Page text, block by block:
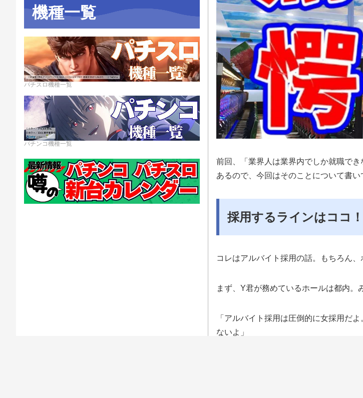
前回、「業界人は業界内でしか就職で
あるので、今回はそのことについて書
採用するラインはココ！
コレはアルバイト採用の話。もちろん
まず、Y君が務めているホールは都内。
「アルバイト採用は圧倒的に女採用だ
ないよ」
機種一覧
パチスロ機種一覧
パチンコ機種一覧